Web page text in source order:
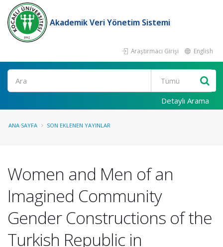
Akademik Veri Yönetim Sistemi
Araştırmacı Girişi English
Ara
Detaylı Arama
ANA SAYFA SON EKLENEN YAYINLAR
Women and Men of an
Imagined Community
Gender Constructions of the
Turkish Republic in